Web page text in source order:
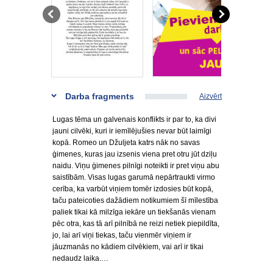
Darba fragments Aizvērt
Lugas tēma un galvenais konflikts ir par to, ka divi
jauni cilvēki, kuri ir iemīlējušies nevar būt laimīgi
kopā. Romeo un Džuljeta katrs nāk no savas
ģimenes, kuras jau izsenis viena pret otru jūt dziļu
naidu. Viņu ģimenes pilnīgi noteikti ir pret viņu abu
saistībām. Visas lugas garumā nepārtraukti virmo
cerība, ka varbūt viņiem tomēr izdosies būt kopā,
taču pateicoties dažādiem notikumiem šī mīlestība
paliek tikai kā milzīga iekāre un tiekšanās vienam
pēc otra, kas tā arī pilnībā ne reizi netiek piepildīta,
jo, lai arī viņi tiekas, taču vienmēr viņiem ir
jāuzmanās no kādiem cilvēkiem, vai arī ir tikai
nedaudz laika.…